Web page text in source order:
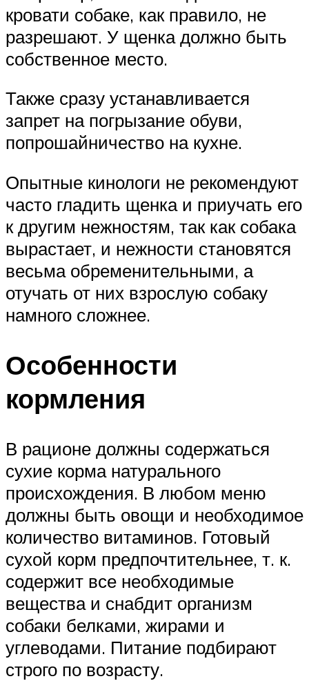
кровати собаке, как правило, не
разрешают. У щенка должно быть
собственное место.
Также сразу устанавливается
запрет на погрызание обуви,
попрошайничество на кухне.
Опытные кинологи не рекомендуют
часто гладить щенка и приучать его
к другим нежностям, так как собака
вырастает, и нежности становятся
весьма обременительными, а
отучать от них взрослую собаку
намного сложнее.
Особенности
кормления
В рационе должны содержаться
сухие корма натурального
происхождения. В любом меню
должны быть овощи и необходимое
количество витаминов. Готовый
сухой корм предпочтительнее, т. к.
содержит все необходимые
вещества и снабдит организм
собаки белками, жирами и
углеводами. Питание подбирают
строго по возрасту.